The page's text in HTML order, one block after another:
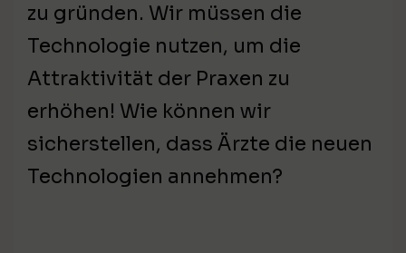
zu gründen. Wir müssen die
Technologie nutzen, um die
Attraktivität der Praxen zu
erhöhen! Wie können wir
sicherstellen, dass Ärzte die neuen
Technologien annehmen?